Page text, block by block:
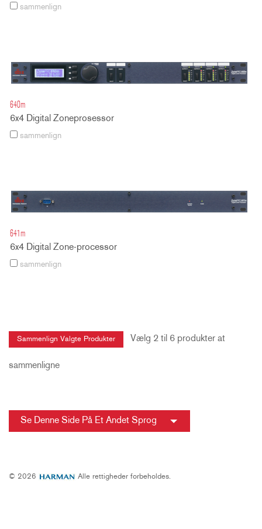
sammenlign
640m
6x4 Digital Zoneprosessor
sammenlign
641m
6x4 Digital Zone-processor
sammenlign
Vælg 2 til 6 produkter at
sammenligne
Se Denne Side På Et Andet Sprog
© 2026 Alle rettigheder forbeholdes.